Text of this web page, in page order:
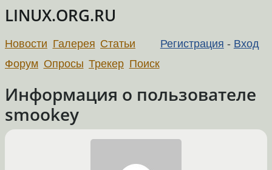
LINUX.ORG.RU
Регистрация - Вход
Новости Галерея Статьи
Форум Опросы Трекер Поиск
Информация о пользователе
smookey